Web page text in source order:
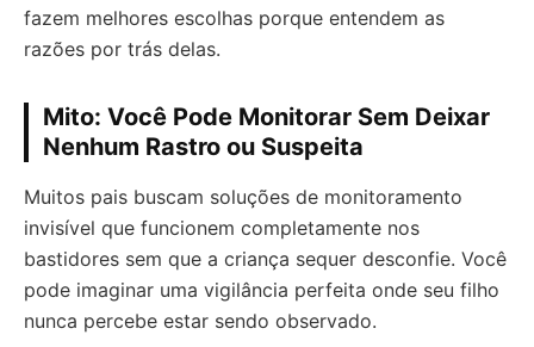
fazem melhores escolhas porque entendem as
razões por trás delas.
Mito: Você Pode Monitorar Sem Deixar
Nenhum Rastro ou Suspeita
Muitos pais buscam soluções de monitoramento
invisível que funcionem completamente nos
bastidores sem que a criança sequer desconfie. Você
pode imaginar uma vigilância perfeita onde seu filho
nunca percebe estar sendo observado.